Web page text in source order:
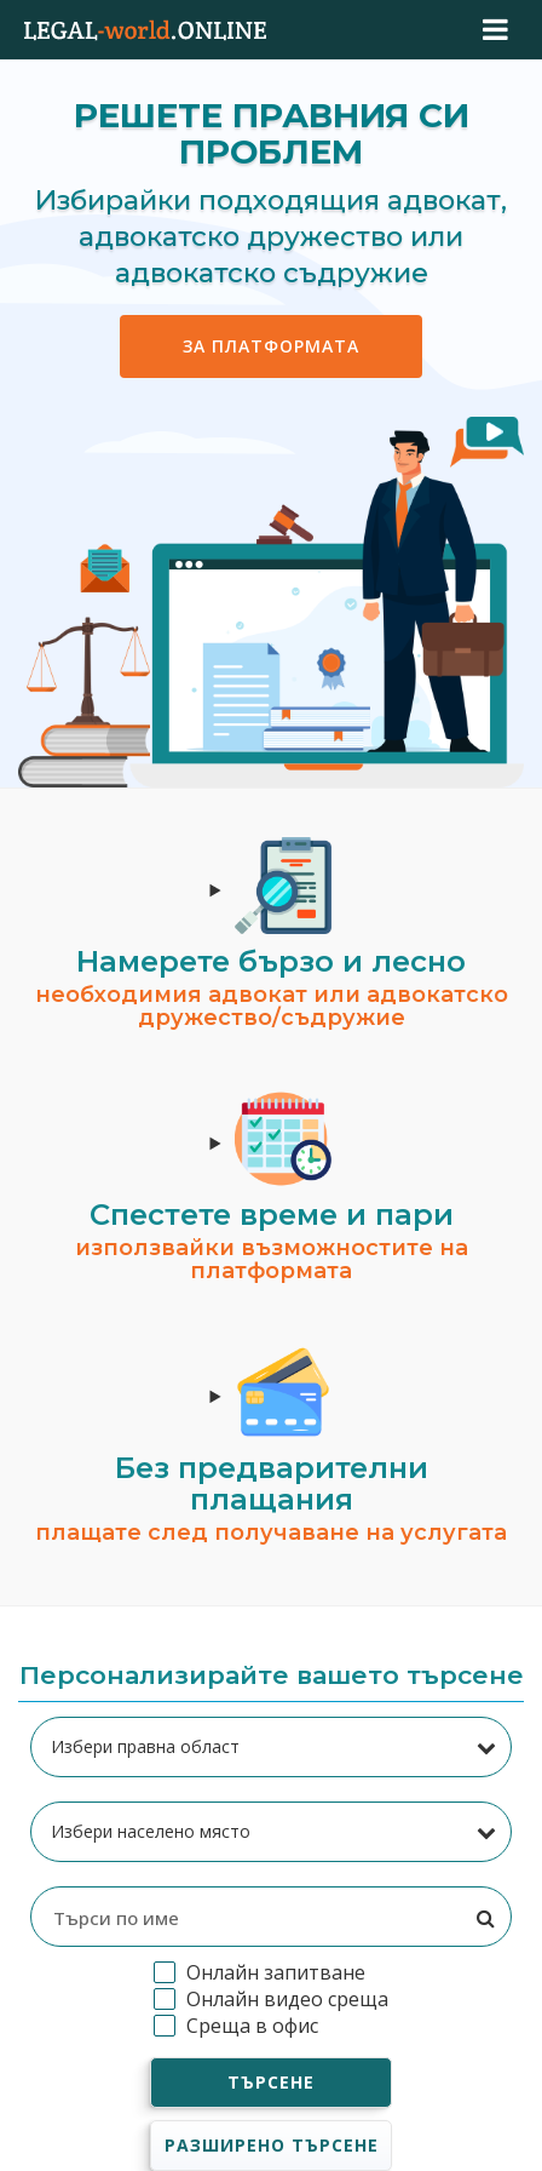
РЕШЕТЕ ПРАВНИЯ СИ
ПРОБЛЕМ
Избирайки подходящия адвокат,
адвокатско дружество или
адвокатско съдружие
ЗА ПЛАТФОРМАТА
Намерете бързо и лесно
необходимия адвокат или адвокатско
дружество/съдружие
Спестeте време и пари
използвайки възможностите на
платформата
Без предварителни
плащания
плащате след получаване на услугата
Персонализирайте вашето търсене
Онлайн запитване
Онлайн видео среща
Среща в офис
ТЪРСЕНЕ
РАЗШИРЕНО ТЪРСЕНЕ